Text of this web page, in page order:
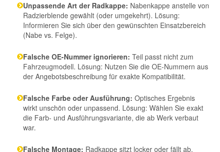
Unpassende Art der Radkappe: Nabenkappe anstelle von
Radzierblende gewählt (oder umgekehrt). Lösung:
Informieren Sie sich über den gewünschten Einsatzbereich
(Nabe vs. Felge).
Falsche OE-Nummer ignorieren: Teil passt nicht zum
Fahrzeugmodell. Lösung: Nutzen Sie die OE-Nummern aus
der Angebotsbeschreibung für exakte Kompatibilität.
Falsche Farbe oder Ausführung: Optisches Ergebnis
wirkt unschön oder unpassend. Lösung: Wählen Sie exakt
die Farb- und Ausführungsvariante, die ab Werk verbaut
war.
Falsche Montage: Radkappe sitzt locker oder fällt ab.